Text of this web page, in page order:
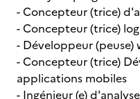
- Concepteur (trice)
- Concepteur (trice)
- Développeur (peuse)
- Concepteur (trice)
applications mobiles
- Ingénieur (e)